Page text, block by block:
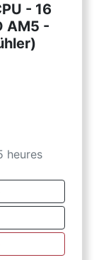
- 16
AM5 -
heures